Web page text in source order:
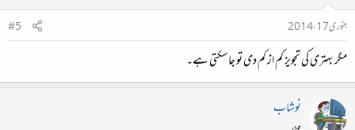
جنوری 17، 2014
#5
مگر بہتری کی تجویز کم از کم دی تو جاسکتی ہے۔
نوشاب